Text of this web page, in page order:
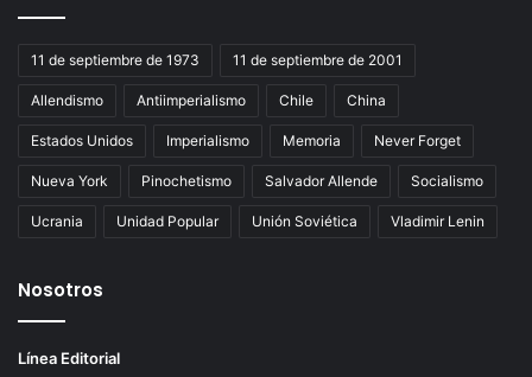
11 de septiembre de 1973 11 de septiembre de 2001
Allendismo Antiimperialismo Chile China
Estados Unidos Imperialismo Memoria Never Forget
Nueva York Pinochetismo Salvador Allende Socialismo
Ucrania Unidad Popular Unión Soviética Vladimir Lenin
Nosotros
Línea Editorial